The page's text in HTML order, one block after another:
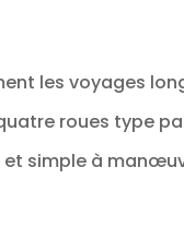
les voyages
roues type
simple à